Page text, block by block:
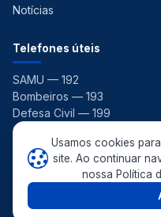
Notícias
Telefones úteis
SAMU — 192
Bombeiros — 193
Defesa Civil — 199
Ouvidoria — 156
© 2026 Prefeitura Municipal
Política
Usamos cookies
site. Ao continuar
nossa Política